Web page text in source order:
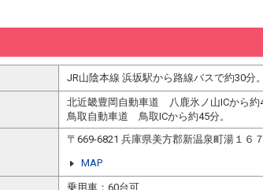
JR山陰本線 浜坂駅から路線バスで約30分。
北近畿豊岡自動車道 八鹿氷ノ山ICから約
鳥取自動車道 鳥取ICから約45分。
〒669-6821 兵庫県美方郡新温泉町湯１６
MAP
乗用車：60台可